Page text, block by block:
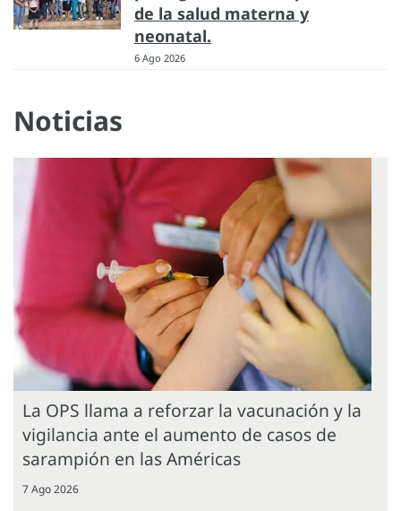
de la salud materna y
neonatal.
6 Ago 2026
Noticias
La OPS llama a reforzar la vacunación y la
vigilancia ante el aumento de casos de
sarampión en las Américas
7 Ago 2026